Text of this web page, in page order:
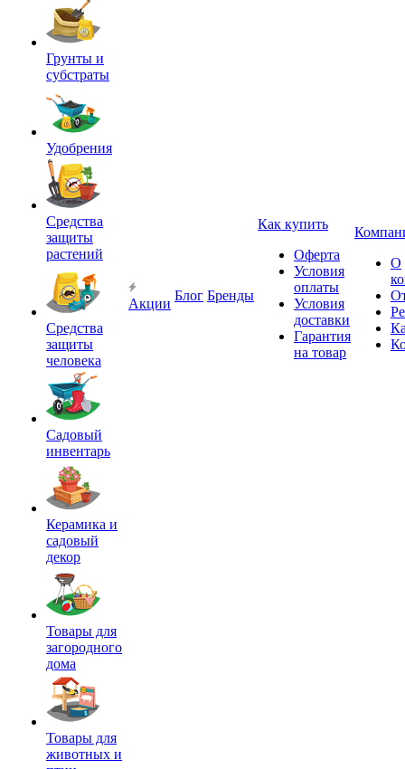
Грунты и
субстраты
Удобрения
Средства
защиты
растений
Средства
защиты
человека
Садовый
инвентарь
Керамика и
садовый
декор
Товары для
загородного
дома
Товары для
животных и
Акции
Блог Бренды
Как купить
Оферта
Условия
оплаты
Условия
доставки
Гарантия
на товар
О